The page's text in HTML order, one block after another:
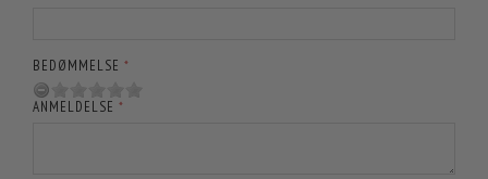
BEDØMMELSE
ANMELDELSE